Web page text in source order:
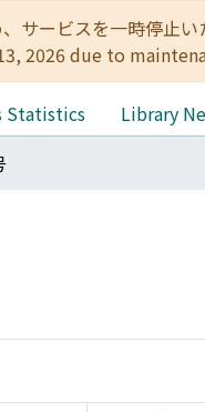
、サービスを一時停
2026 due to
Statistics
Library